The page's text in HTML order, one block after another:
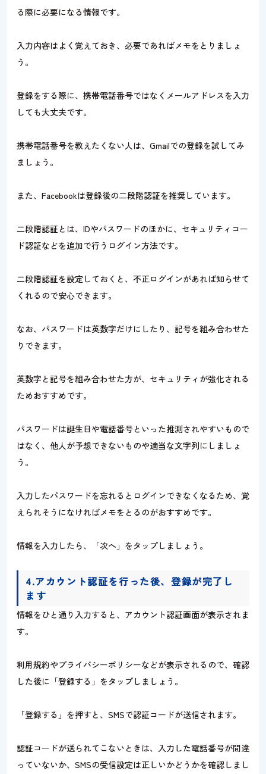
る際に必要になる情報です。
入力内容はよく覚えておき、必要であればメモをとりましょ
う。
登録をする際に、携帯電話番号ではなくメールアドレスを入力
しても大丈夫です。
携帯電話番号を教えたくない人は、Gmailでの登録を試してみ
ましょう。
また、Facebookは登録後の二段階認証を推奨しています。
二段階認証とは、IDやパスワードのほかに、セキュリティコー
ド認証などを追加で行うログイン方法です。
二段階認証を設定しておくと、不正ログインがあれば知らせて
くれるので安心できます。
なお、パスワードは英数字だけにしたり、記号を組み合わせた
りできます。
英数字と記号を組み合わせた方が、セキュリティが強化される
ためおすすめです。
パスワードは誕生日や電話番号といった推測されやすいもので
はなく、他人が予想できないものや適当な文字列にしましょ
う。
入力したパスワードを忘れるとログインできなくなるため、覚
えられそうになければメモをとるのがおすすめです。
情報を入力したら、「次へ」をタップしましょう。
4.アカウント認証を行った後、登録が完了し
ます
情報をひと通り入力すると、アカウント認証画面が表示されま
す。
利用規約やプライバシーポリシーなどが表示されるので、確認
した後に「登録する」をタップしましょう。
「登録する」を押すと、SMSで認証コードが送信されます。
認証コードが送られてこないときは、入力した電話番号が間違
っていないか、SMSの受信設定は正しいかどうかを確認しまし